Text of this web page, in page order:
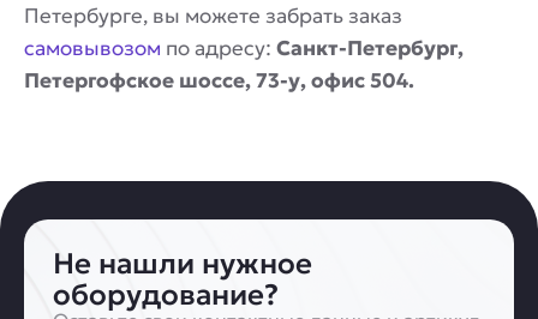
Петербурге, вы можете забрать заказ
самовывозом по адресу: Санкт-Петербург,
Петергофское шоссе, 73-у, офис 504.
Не нашли нужное
оборудование?